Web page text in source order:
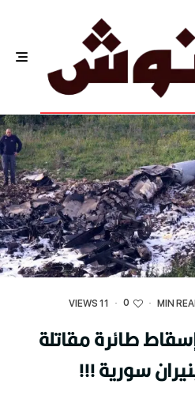
·
0
·
11 VIEWS
طائرة مقاتلة
سورية !!!